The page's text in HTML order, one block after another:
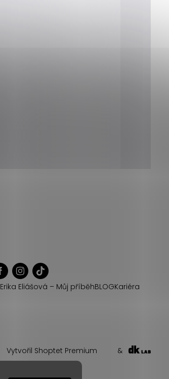
Erika Eliášová – Můj příběhBLOGKariéra
Vytvořil Shoptet Premium &